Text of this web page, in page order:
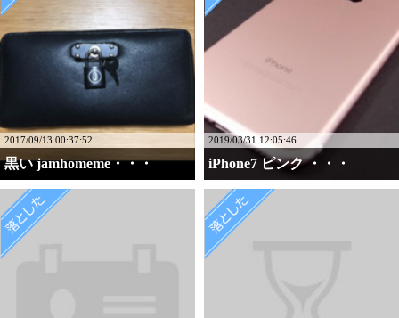
2017/09/13 00:37:52
黒い jamhomeme・・・
2019/03/31 12:05:46
iPhone7 ピンク ・・・